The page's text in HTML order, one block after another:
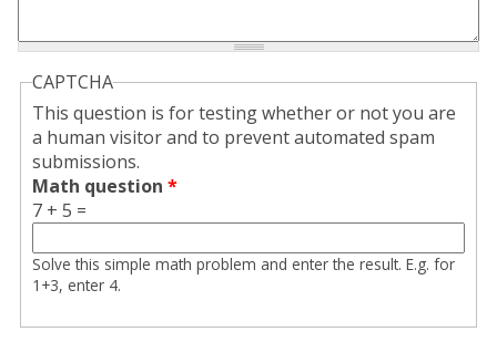
CAPTCHA
This question is for testing whether or not you are
a human visitor and to prevent automated spam
submissions.
Math question *
7 + 5 =
Solve this simple math problem and enter the result. E.g. for
1+3, enter 4.